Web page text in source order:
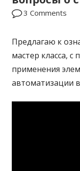
3 Comments
Предлагаю к
мастер класса,
применения
автоматизации